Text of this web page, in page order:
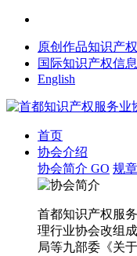
原创作品知识产
国际知识产权信
English
首页
协会介绍
协会简介 GO 规
首都知识产权服
理行业协会改组
局等九部委《关